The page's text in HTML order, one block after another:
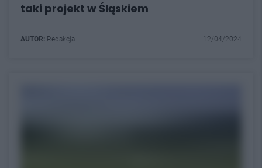
taki projekt w Śląskiem
AUTOR: Redakcja 12/04/2024